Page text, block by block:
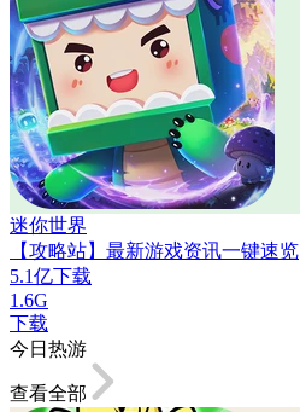
迷你世界
【攻略站】最新游戏资讯一键速览
5.1亿下载
1.6G
下载
今日热游
查看全部